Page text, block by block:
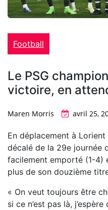
Football
Le PSG
victoire, en
Maren Morris avril 25,
En déplacement à
décalé de la 29e journée
facilement emporté (1-4)
plus de son douzième
« On veut toujours être
si ce n’est pas là,